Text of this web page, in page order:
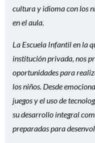
cultura y idioma con los
en el aula.
La Escuela Infantil en la
institución privada, nos
oportunidades para
los niños. Desde
juegos y el uso de
su desarrollo integral
preparadas para